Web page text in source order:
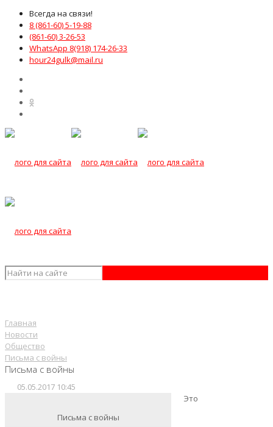
Всегда на связи!
8 (861-60) 5-19-88
(861-60) 3-26-53
WhatsApp 8(918) 174-26-33
hour24gulk@mail.ru
Главная
Новости
Общество
Письма с войны
Письма с войны
05.05.2017 10:45
Письма с войны
Это